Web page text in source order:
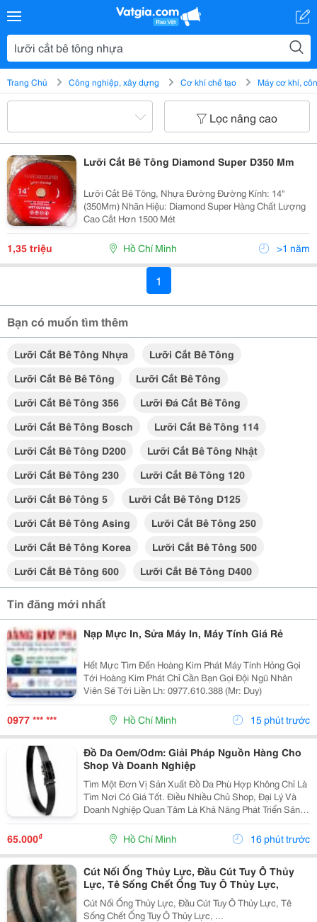
Trang Chủ Công nghiệp, xây dựng Cơ khí chế tạo Máy cơ khí,
Lọc nâng cao
Lưỡi Cắt Bê Tông Diamond Super D350 Mm
Lưỡi Cắt Bê Tông, Nhựa Đường Đường Kính: 14"
(350Mm) Nhãn Hiệu: Diamond Super Hàng Chất Lượng
Cao Cắt Hơn 1500 Mét
1,35 triệu Hồ Chí Minh >1 năm
1
Bạn có muốn tìm thêm
Lưỡi Cắt Bê Tông Nhựa
Lưỡi Cắt Bê Tông
Lưỡi Cắt Bê Bê Tông
Lưỡi Cắt Bê Tông
Lưỡi Cắt Bê Tông 356
Lưỡi Đá Cắt Bê Tông
Lưỡi Cắt Bê Tông Bosch
Lưỡi Cắt Bê Tông 114
Lưỡi Cắt Bê Tông D200
Lưỡi Cắt Bê Tông Nhật
Lưỡi Cắt Bê Tông 230
Lưỡi Cắt Bê Tông 120
Lưỡi Cắt Bê Tông 5
Lưỡi Cắt Bê Tông D125
Lưỡi Cắt Bê Tông Asing
Lưỡi Cắt Bê Tông 250
Lưỡi Cắt Bê Tông Korea
Lưỡi Cắt Bê Tông 500
Lưỡi Cắt Bê Tông 600
Lưỡi Cắt Bê Tông D400
Tin đăng mới nhất
Nạp Mực In, Sửa Máy In, Máy Tính Giá Rẻ
Hết Mực Tìm Đến Hoàng Kim Phát Máy Tính Hỏng Gọi
Tới Hoàng Kim Phát Chỉ Cần Bạn Gọi Đội Ngũ Nhân
Viên Sẽ Tới Liền Lh: 0977.610.388 (Mr: Duy)
0977 *** *** Hồ Chí Minh 15 phút trước
Đồ Da Oem/Odm: Giải Pháp Nguồn Hàng Cho
Shop Và Doanh Nghiệp
Tìm Một Đơn Vị Sản Xuất Đồ Da Phù Hợp Không Chỉ Là
Tìm Nơi Có Giá Tốt. Điều Nhiều Chủ Shop, Đại Lý Và
Doanh Nghiệp Quan Tâm Là Khả Năng Phát Triển Sản
Phẩm, Duy Trì Nguồn Hàng Ổn Định Và Hỗ Trợ Lâu Dài.
Khi Làm Việc Trực Tiếp Với Đơn Vị Sản Xuất,...
65.000₫ Hồ Chí Minh 16 phút trước
Cút Nối Ống Thủy Lực, Đầu Cút Tuy Ô Thủy
Lực, Tê Sống Chết Ống Tuy Ô Thủy Lực,
Cút Nối Ống Thủy Lực, Đầu Cút Tuy Ô Thủy Lực, Tê
Sống Chết Ống Tuy Ô Thủy Lực, ...